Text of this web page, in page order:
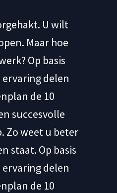
U wilt
Maar hoe
Op basis
delen
de 10
succesvolle
Zo weet u beter
staat. Op basis
delen
de 10